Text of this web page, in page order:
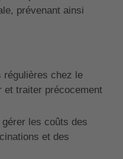
prévenant ainsi
régulières chez le
et traiter précocement
les coûts des
et des